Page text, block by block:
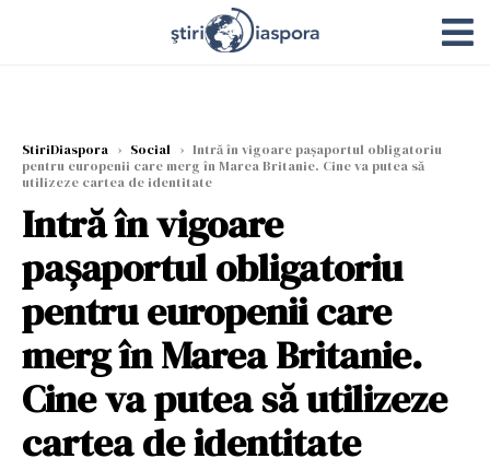
StiriDiaspora › Social › Intră în vigoare paşaportul obligatoriu
pentru europenii care merg în Marea Britanie. Cine va putea să
utilizeze cartea de identitate
Intră în vigoare
paşaportul obligatoriu
pentru europenii care
merg în Marea Britanie.
Cine va putea să utilizeze
cartea de identitate